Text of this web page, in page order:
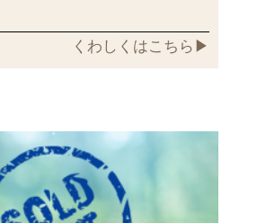
くわしくはこちら▶︎